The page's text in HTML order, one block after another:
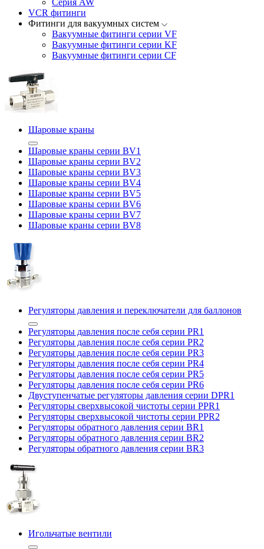
Серия AW
VCR фитинги
Фитинги для вакуумных систем
Вакуумные фитинги серии VF
Вакуумные фитинги серии KF
Вакуумные фитинги серии CF
Шаровые краны
Шаровые краны серии BV1
Шаровые краны серии BV2
Шаровые краны серии BV3
Шаровые краны серии BV4
Шаровые краны серии BV5
Шаровые краны серии BV6
Шаровые краны серии BV7
Шаровые краны серии BV8
Регуляторы давления и переключатели для баллонов
Регуляторы давления после себя серии PR1
Регуляторы давления после себя серии PR2
Регуляторы давления после себя серии PR3
Регуляторы давления после себя серии PR4
Регуляторы давления после себя серии PR5
Регуляторы давления после себя серии PR6
Двуступенчатые регуляторы давления серии DPR1
Регуляторы сверхвысокой чистоты серии PPR1
Регуляторы сверхвысокой чистоты серии PPR2
Регуляторы обратного давления серии BR1
Регуляторы обратного давления серии BR2
Регуляторы обратного давления серии BR3
Игольчатые вентили